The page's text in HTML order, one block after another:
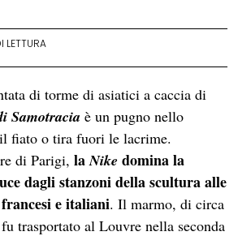
LETTURA
di torme di asiatici a caccia di
Samotracia è un pugno nello
fiato o tira fuori le lacrime.
di Parigi,laNike domina la
dagli stanzoni della scultura alle
e italiani. Il marmo, di circa
trasportato al Louvre nella seconda